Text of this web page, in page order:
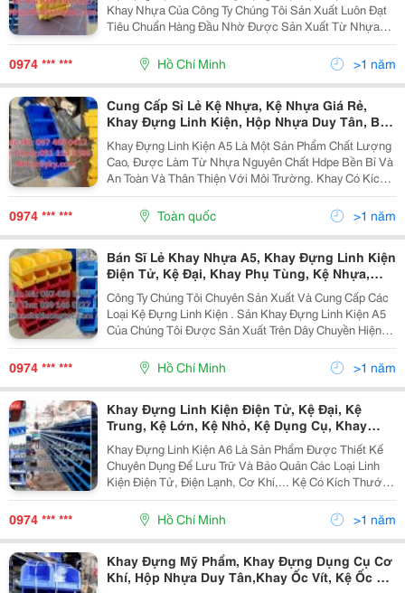
Nhựa, Khay Nhựa Bít, Khay Đựng Mỹ Phẩm,
Khay Đựng Dụng Cụ Cơ Khí,
Khay Nhựa Của Công Ty Chúng Tôi Sản Xuất Luôn Đạt
Tiêu Chuẩn Hàng Đầu Nhờ Được Sản Xuất Từ Nhựa
Hdpe Tinh Khiết Được Nhập Khẩu, Cho Chất Lượng
Sản Phẩm Bền Dẻo Cứng Cáp Không Bị Cong Vênh
Dùng Để Nơi...
0974 *** *** Hồ Chí Minh >1 năm
Cung Cấp Sỉ Lẻ Kệ Nhựa, Kệ Nhựa Giá Rẻ,
Khay Đựng Linh Kiện, Hộp Nhựa Duy Tân, Bán
Giá Sỉ Kệ Nhựa Khay Nhựa Bít, Khay Đựng Mỹ
Phẩm, Khay Đựng Dụng Cụ Cơ Khí, Hộp Nhựa
Duy Tân, Kệ Phụ Tùng, Kệ Đựng Linh Kiện,
Khay Đựng Linh Kiện A5 Là Một Sản Phẩm Chất Lượng
Cao, Được Làm Từ Nhựa Nguyên Chất Hdpe Bền Bỉ Và
An Toàn Và Thân Thiện Với Môi Trường. Khay Có Kích
Thước 200 X 136 X 90 Mm, Có Thể Chứa Được Nhiều
Loại Linh Kiện Khác Nhau Như Ic, Led, Điện Trở, Tụ...
0974 *** *** Toàn quốc >1 năm
Bán Sĩ Lẻ Khay Nhựa A5, Khay Đựng Linh Kiện
Điện Tử, Kệ Đại, Khay Phụ Tùng, Kệ Nhựa,
Khay Nhựa Bít, Khay Đựng Mỹ Phẩm,Thùng
Nhựa, Khay Đựng Ốc Vít, Kệ Dụng Cụ Cơ Khí,
Khay Nhựa, Kệ Cỡ Đại Duy Tân, Hộp Nhựa,
Công Ty Chúng Tôi Chuyên Sản Xuất Và Cung Cấp Các
Loại Kệ Đựng Linh Kiện . Sản Khay Đựng Linh Kiện A5
Của Chúng Tôi Được Sản Xuất Trên Dây Chuyền Hiện
Đại Tiên Tiến Từ Châu Âu Nên Chất Lượng Sản Phẩm
Rất Tốt . Chất Liệu Nhựa Được Làm Từ Nhựa Hdpe...
0974 *** *** Hồ Chí Minh >1 năm
Khay Đựng Linh Kiện Điện Tử, Kệ Đại, Kệ
Trung, Kệ Lớn, Kệ Nhỏ, Kệ Dụng Cụ, Khay
Nhựa Bít,Kệ Đựng Dụng Cụ Trung, Kệ Ốc Vít,
Kệ Đựng Dụng Cụ Lớn, Khay Phụ Tùng, Khay
Nhựa Trung,Khay Đựng Mỹ Phẩm,
Khay Đựng Linh Kiện A6 Là Sản Phẩm Được Thiết Kế
Chuyên Dụng Để Lưu Trữ Và Bảo Quản Các Loại Linh
Kiện Điện Tử, Điện Lạnh, Cơ Khí,... Kệ Có Kích Thước
Nhỏ Gọn, Tiện Lợi, Giúp Tiết Kiệm Không Gian Và Dễ
Dàng Di Chuyển. Khay Đựng Linh Kiện A6 Được Sản...
0974 *** *** Hồ Chí Minh >1 năm
Khay Đựng Mỹ Phẩm, Khay Đựng Dụng Cụ Cơ
Khí, Hộp Nhựa Duy Tân,Khay Ốc Vít, Kệ Ốc Vít,